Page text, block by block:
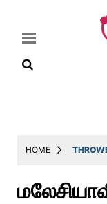
Latest
Throwback
HOME